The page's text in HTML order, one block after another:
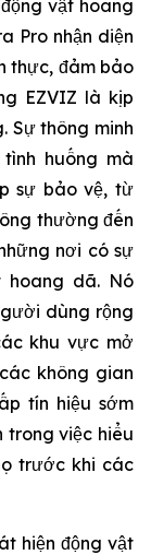
vật hoang
Pro nhận diện
thực, đảm bảo
EZVIZ là kịp
Sự thông minh
huống mà
sự bảo vệ, từ
thường đến
nơi có sự
hoang dã. Nó
dùng rộng
khu vực mở
không gian
tín hiệu sớm
trong việc hiểu
trước khi các
hiện động vật